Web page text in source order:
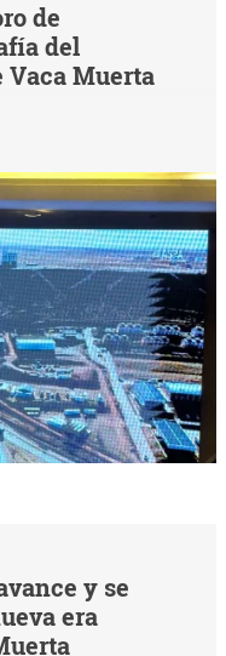
de
del
Muerta
y se
era